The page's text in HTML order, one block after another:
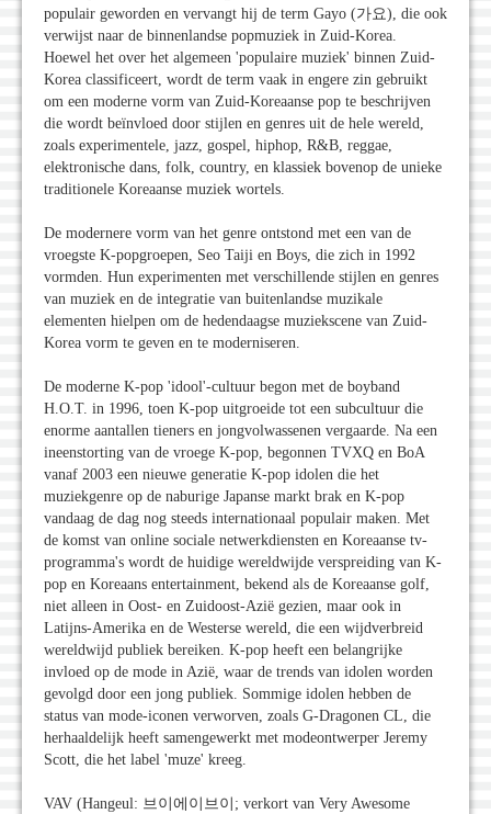
populair geworden en vervangt hij de term Gayo (가요), die ook
verwijst naar de binnenlandse popmuziek in Zuid-Korea.
Hoewel het over het algemeen 'populaire muziek' binnen Zuid-
Korea classificeert, wordt de term vaak in engere zin gebruikt
om een moderne vorm van Zuid-Koreaanse pop te beschrijven
die wordt beïnvloed door stijlen en genres uit de hele wereld,
zoals experimentele, jazz, gospel, hiphop, R&B, reggae,
elektronische dans, folk, country, en klassiek bovenop de unieke
traditionele Koreaanse muziek wortels.
De modernere vorm van het genre ontstond met een van de
vroegste K-popgroepen, Seo Taiji en Boys, die zich in 1992
vormden. Hun experimenten met verschillende stijlen en genres
van muziek en de integratie van buitenlandse muzikale
elementen hielpen om de hedendaagse muziekscene van Zuid-
Korea vorm te geven en te moderniseren.
De moderne K-pop 'idool'-cultuur begon met de boyband
H.O.T. in 1996, toen K-pop uitgroeide tot een subcultuur die
enorme aantallen tieners en jongvolwassenen vergaarde. Na een
ineenstorting van de vroege K-pop, begonnen TVXQ en BoA
vanaf 2003 een nieuwe generatie K-pop idolen die het
muziekgenre op de naburige Japanse markt brak en K-pop
vandaag de dag nog steeds internationaal populair maken. Met
de komst van online sociale netwerkdiensten en Koreaanse tv-
programma's wordt de huidige wereldwijde verspreiding van K-
pop en Koreaans entertainment, bekend als de Koreaanse golf,
niet alleen in Oost- en Zuidoost-Azië gezien, maar ook in
Latijns-Amerika en de Westerse wereld, die een wijdverbreid
wereldwijd publiek bereiken. K-pop heeft een belangrijke
invloed op de mode in Azië, waar de trends van idolen worden
gevolgd door een jong publiek. Sommige idolen hebben de
status van mode-iconen verworven, zoals G-Dragonen CL, die
herhaaldelijk heeft samengewerkt met modeontwerper Jeremy
Scott, die het label 'muze' kreeg.
VAV (Hangeul: 브이에이브이; verkort van Very Awesome